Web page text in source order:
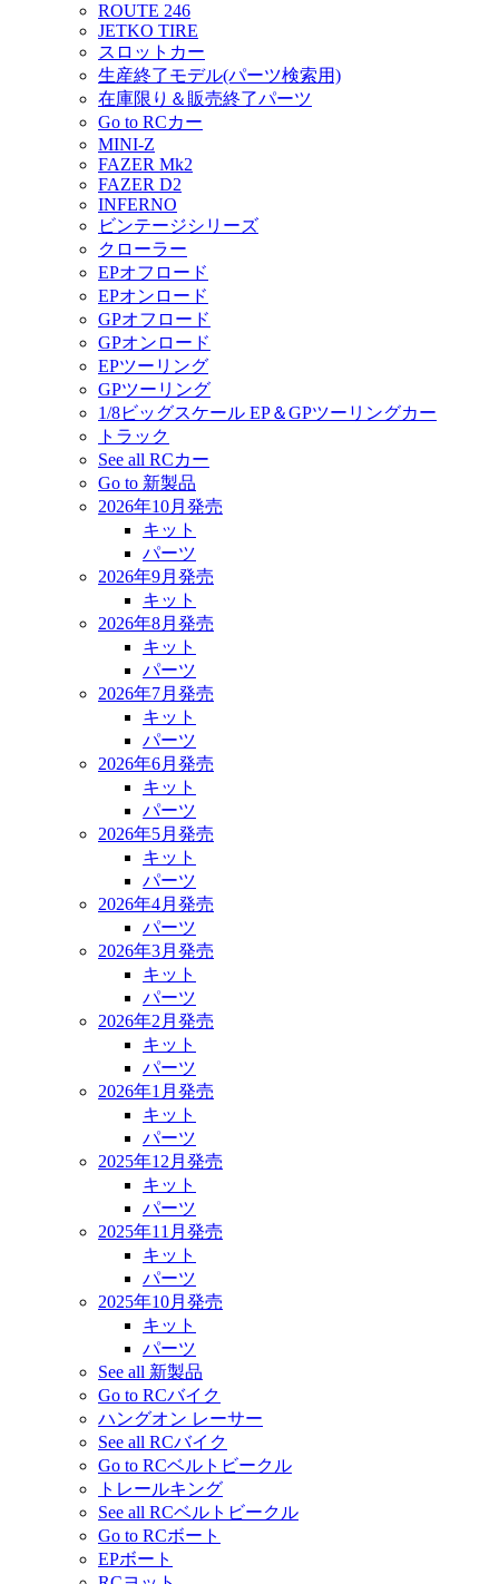
ROUTE 246
JETKO TIRE
スロットカー
生産終了モデル(パーツ検索用)
在庫限り＆販売終了パーツ
Go to RCカー
MINI-Z
FAZER Mk2
FAZER D2
INFERNO
ビンテージシリーズ
クローラー
EPオフロード
EPオンロード
GPオフロード
GPオンロード
EPツーリング
GPツーリング
1/8ビッグスケール EP＆GPツーリングカー
トラック
See all RCカー
Go to 新製品
2026年10月発売
キット
パーツ
2026年9月発売
キット
2026年8月発売
キット
パーツ
2026年7月発売
キット
パーツ
2026年6月発売
キット
パーツ
2026年5月発売
キット
パーツ
2026年4月発売
パーツ
2026年3月発売
キット
パーツ
2026年2月発売
キット
パーツ
2026年1月発売
キット
パーツ
2025年12月発売
キット
パーツ
2025年11月発売
キット
パーツ
2025年10月発売
キット
パーツ
See all 新製品
Go to RCバイク
ハングオン レーサー
See all RCバイク
Go to RCベルトビークル
トレールキング
See all RCベルトビークル
Go to RCボート
EPボート